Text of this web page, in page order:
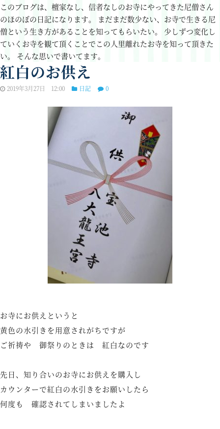
このブログは、檀家なし、信者なしのお寺にやってきた尼僧さん
のほのぼの日記になります。 まだまだ数少ない、お寺で生きる尼
僧という生き方があることを知ってもらいたい。
少しずつ変化し
ていくお寺を観て頂くことでこの人里離れたお寺を知って頂きた
い。 そんな思いで書いてます。
紅白のお供え
2019年3月27日 12:00 日記 0
お寺にお供えというと
黄色の水引きを用意されがちですが
ご祈祷や 御祭りのときは 紅白なのです
先日、知り合いのお寺にお供えを購入し
カウンターで紅白の水引きをお願いしたら
何度も 確認されてしまいましたよ